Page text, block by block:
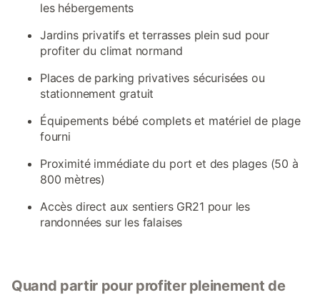
les hébergements
Jardins privatifs et terrasses plein sud pour
profiter du climat normand
Places de parking privatives sécurisées ou
stationnement gratuit
Équipements bébé complets et matériel de plage
fourni
Proximité immédiate du port et des plages (50 à
800 mètres)
Accès direct aux sentiers GR21 pour les
randonnées sur les falaises
Quand partir pour profiter pleinement de